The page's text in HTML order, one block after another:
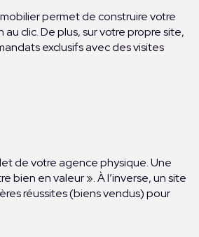
permet de construire votre
clic. De plus, sur votre propre site,
exclusifs avec des visites
de votre agence physique. Une
bien en valeur ». À l’inverse, un site
réussites (biens vendus) pour